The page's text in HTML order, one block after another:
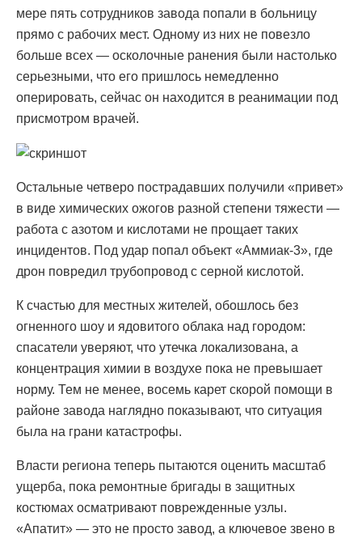
мере пять сотрудников завода попали в больницу
прямо с рабочих мест. Одному из них не повезло
больше всех — осколочные ранения были настолько
серьезными, что его пришлось немедленно
оперировать, сейчас он находится в реанимации под
присмотром врачей.
Остальные четверо пострадавших получили «привет»
в виде химических ожогов разной степени тяжести —
работа с азотом и кислотами не прощает таких
инцидентов. Под удар попал объект «Аммиак-3», где
дрон повредил трубопровод с серной кислотой.
К счастью для местных жителей, обошлось без
огненного шоу и ядовитого облака над городом:
спасатели уверяют, что утечка локализована, а
концентрация химии в воздухе пока не превышает
норму. Тем не менее, восемь карет скорой помощи в
районе завода наглядно показывают, что ситуация
была на грани катастрофы.
Власти региона теперь пытаются оценить масштаб
ущерба, пока ремонтные бригады в защитных
костюмах осматривают поврежденные узлы.
«Апатит» — это не просто завод, а ключевое звено в